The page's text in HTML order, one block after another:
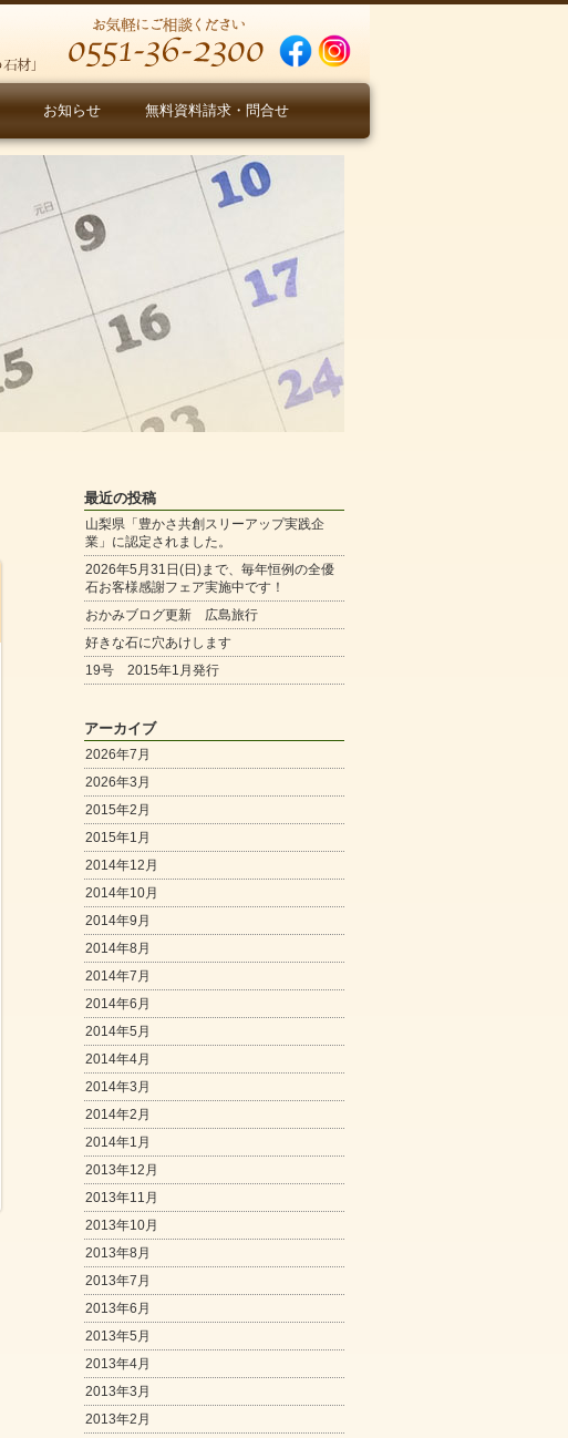
お知らせ 無料資料請求・問合せ
最近の投稿
山梨県「豊かさ共創スリーアップ実践企
業」に認定されました。
2026年5月31日(日)まで、毎年恒例の全優
石お客様感謝フェア実施中です！
おかみブログ更新 広島旅行
好きな石に穴あけします
19号 2015年1月発行
アーカイブ
2026年7月
2026年3月
2015年2月
2015年1月
2014年12月
2014年10月
2014年9月
2014年8月
2014年7月
2014年6月
2014年5月
2014年4月
2014年3月
2014年2月
2014年1月
2013年12月
2013年11月
2013年10月
2013年8月
2013年7月
2013年6月
2013年5月
2013年4月
2013年3月
2013年2月